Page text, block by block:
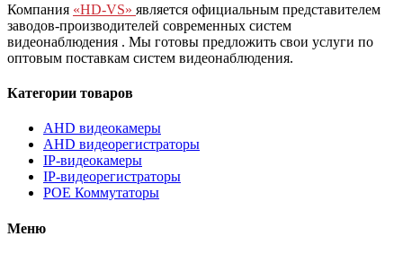
Компания «HD-VS» является официальным представителем
заводов-производителей современных систем
видеонаблюдения . Мы готовы предложить свои услуги по
оптовым поставкам систем видеонаблюдения.
Категории товаров
AHD видеокамеры
AHD видеорегистраторы
IP-видеокамеры
IP-видеорегистраторы
POE Коммутаторы
Меню